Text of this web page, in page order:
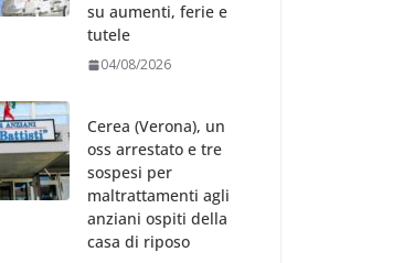
su aumenti, ferie e
tutele
04/08/2026
Cerea (Verona), un
oss arrestato e tre
sospesi per
maltrattamenti agli
anziani ospiti della
casa di riposo